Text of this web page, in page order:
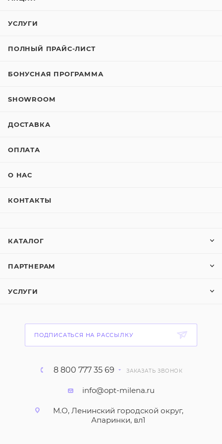
УСЛУГИ
ПОЛНЫЙ ПРАЙС-ЛИСТ
БОНУСНАЯ ПРОГРАММА
SHOWROOM
ДОСТАВКА
ОПЛАТА
О НАС
КОНТАКТЫ
КАТАЛОГ
ПАРТНЕРАМ
УСЛУГИ
ПОДПИСАТЬСЯ НА РАССЫЛКУ
8 800 777 35 69 ЗАКАЗАТЬ ЗВОНОК
info@opt-milena.ru
М.О, Ленинский городской округ,
Апаринки, вл1